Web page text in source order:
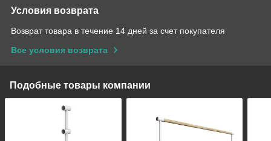
Условия возврата
Возврат товара в течение 14 дней за счет покупателя
Все условия возврата
Подобные товары компании